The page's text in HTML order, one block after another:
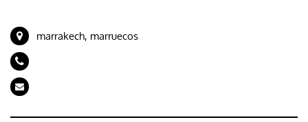
marrakech, marruecos